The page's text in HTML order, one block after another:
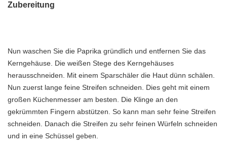
Zubereitung
Nun waschen Sie die Paprika gründlich und entfernen Sie das
Kerngehäuse. Die weißen Stege des Kerngehäuses
herausschneiden. Mit einem Sparschäler die Haut dünn schälen.
Nun zuerst lange feine Streifen schneiden. Dies geht mit einem
großen Küchenmesser am besten. Die Klinge an den
gekrümmten Fingern abstützen. So kann man sehr feine Streifen
schneiden. Danach die Streifen zu sehr feinen Würfeln schneiden
und in eine Schüssel geben.